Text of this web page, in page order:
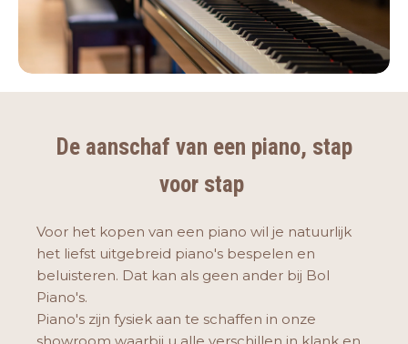
De aanschaf van een piano, stap
voor stap
Voor het kopen van een piano wil je natuurlijk
het liefst uitgebreid piano's bespelen en
beluisteren. Dat kan als geen ander bij Bol
Piano's.
Piano's zijn fysiek aan te schaffen in onze